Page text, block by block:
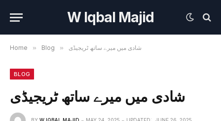
W Iqbal Majid
Home » Blog » شادی میں میرے ساتھ ٹریجیڈی
BLOG
شادی میں میرے ساتھ ٹریجیڈی